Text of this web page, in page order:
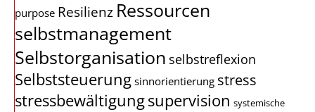
purpose Resilienz Ressourcen
selbstmanagement
Selbstorganisation selbstreflexion
Selbststeuerung sinnorientierung stress
stressbewältigungsupervision systemische